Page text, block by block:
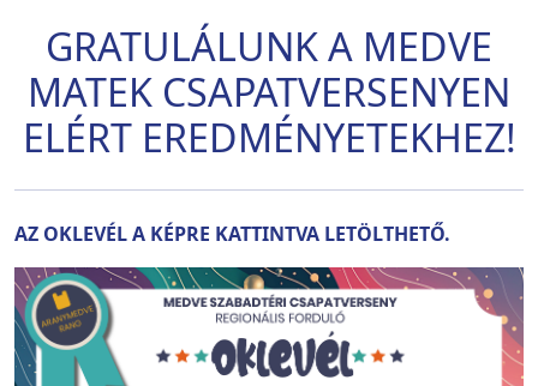
GRATULÁLUNK A MEDVE
MATEK CSAPATVERSENYEN
ELÉRT EREDMÉNYETEKHEZ!
AZ OKLEVÉL A KÉPRE KATTINTVA LETÖLTHETŐ.